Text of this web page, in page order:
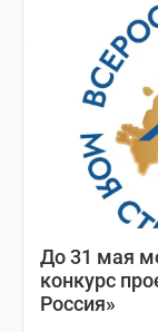
До 31 мая
конкурс
Россия»